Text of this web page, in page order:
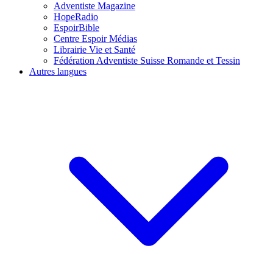
Adventiste Magazine
HopeRadio
EspoirBible
Centre Espoir Médias
Librairie Vie et Santé
Fédération Adventiste Suisse Romande et Tessin
Autres langues